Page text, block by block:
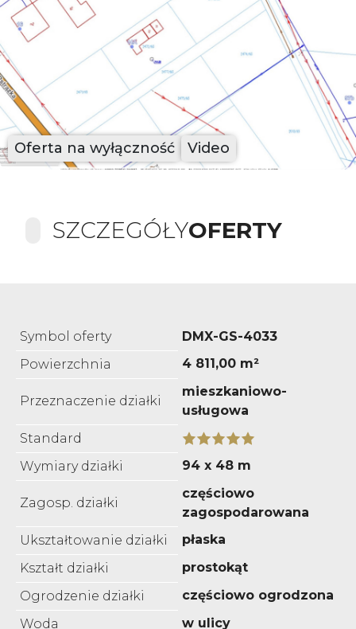
Oferta na wyłączność Video
SZCZEGÓŁYOFERTY
Symbol oferty
DMX-GS-4033
Powierzchnia
4 811,00 m²
Przeznaczenie działki
mieszkaniowo-
usługowa
Standard
Wymiary działki
94 x 48 m
Zagosp. działki
częściowo
zagospodarowana
Ukształtowanie działki
płaska
Kształt działki
prostokąt
Ogrodzenie działki
częściowo ogrodzona
Woda
w ulicy